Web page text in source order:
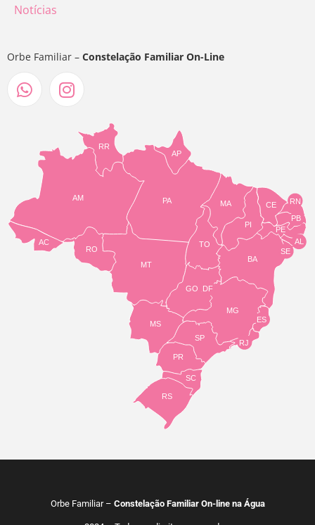
Notícias
Orbe Familiar – Constelação Familiar On-Line
TO
BA
SE
PE
AL
RN
CE
PI
MA
AP
PA
RR
AM
AC
RO
MT
MS
GO
PR
SC
RS
SP
MG
RJ
ES
DF
PB
Orbe Familiar – Constelação Familiar On-line na Água